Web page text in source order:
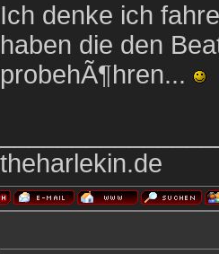
Ich denke ich
haben die den
probehÃ¶hren...
theharlekin.de